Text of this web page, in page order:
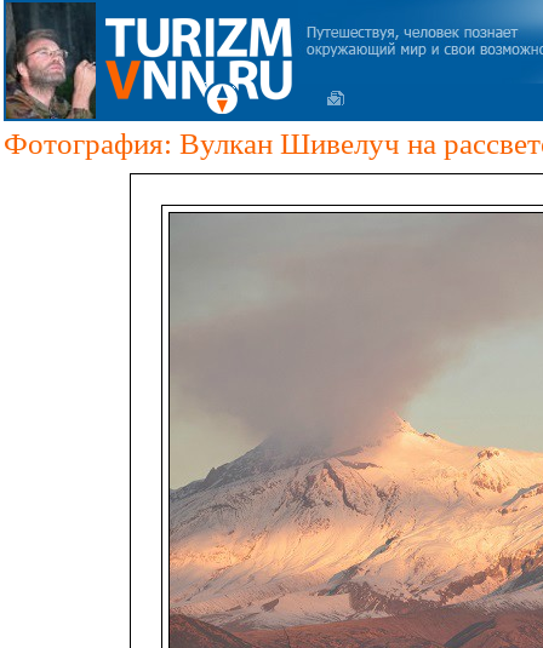
Фотография: Вулкан Шивелуч на